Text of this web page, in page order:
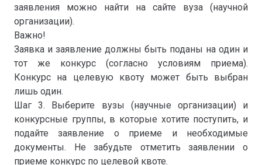
заявления можно найти на сайте вуза (научной
организации).
Важно!
Заявка и заявление должны быть поданы на один и
тот же конкурс (согласно условиям приема).
Конкурс на целевую квоту может быть выбран
лишь один.
Шаг 3. Выберите вузы (научные организации) и
конкурсные группы, в которые хотите поступить, и
подайте заявление о приеме и необходимые
документы. Не забудьте отметить заявлении о
приеме конкурс по целевой квоте.